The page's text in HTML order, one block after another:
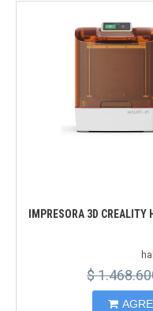
IMPRESORA 3D
$